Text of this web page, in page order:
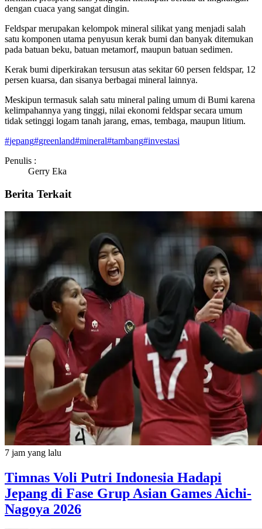
dengan cuaca yang sangat dingin.
Feldspar merupakan kelompok mineral silikat yang menjadi salah
satu komponen utama penyusun kerak bumi dan banyak ditemukan
pada batuan beku, batuan metamorf, maupun batuan sedimen.
Kerak bumi diperkirakan tersusun atas sekitar 60 persen feldspar, 12
persen kuarsa, dan sisanya berbagai mineral lainnya.
Meskipun termasuk salah satu mineral paling umum di Bumi karena
kelimpahannya yang tinggi, nilai ekonomi feldspar secara umum
tidak setinggi logam tanah jarang, emas, tembaga, maupun litium.
#jepang#greenland#mineral#tambang#investasi
Penulis :
Gerry Eka
Berita Terkait
7 jam yang lalu
Timnas Voli Putri Indonesia Hadapi
Jepang di Fase Grup Asian Games Aichi-
Nagoya 2026